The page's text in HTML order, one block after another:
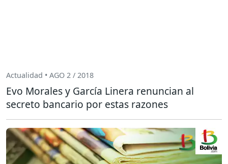
Actualidad • AGO 2 / 2018
Evo Morales y García Linera renuncian al
secreto bancario por estas razones